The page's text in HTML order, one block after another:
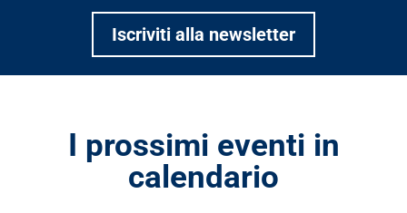
Iscriviti alla newsletter
I prossimi eventi in
calendario